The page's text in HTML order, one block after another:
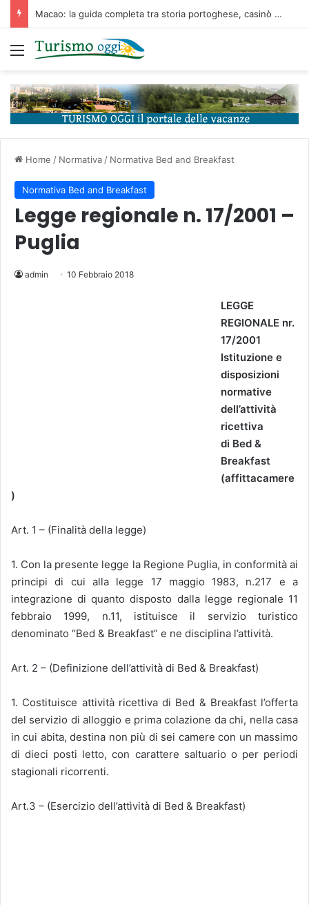
Macao: la guida completa tra storia portoghese, casinò futuristici e cucina unica d’Asia
Menu
Home / Normativa / Normativa Bed and Breakfast
Normativa Bed and Breakfast
Legge regionale n. 17/2001 –
Puglia
admin 10 Febbraio 2018
LEGGE
REGIONALE nr.
17/2001
Istituzione e
disposizioni
normative
dell’attività
ricettiva
di Bed &
Breakfast
(affittacamere
)
Art. 1 – (Finalità della legge)
1. Con la presente legge la Regione Puglia, in conformità ai
principi di cui alla legge 17 maggio 1983, n.217 e a
integrazione di quanto disposto dalla legge regionale 11
febbraio 1999, n.11, istituisce il servizio turistico
denominato “Bed & Breakfast” e ne disciplina l’attività.
Art. 2 – (Definizione dell’attività di Bed & Breakfast)
1. Costituisce attività ricettiva di Bed & Breakfast l’offerta
del servizio di alloggio e prima colazione da chi, nella casa
in cui abita, destina non più di sei camere con un massimo
di dieci posti letto, con carattere saltuario o per periodi
stagionali ricorrenti.
Art.3 – (Esercizio dell’attìvità di Bed & Breakfast)